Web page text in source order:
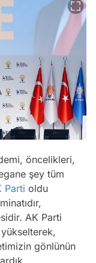
öncelikleri,
şey tüm
Parti oldu
AK Parti
gönlünün